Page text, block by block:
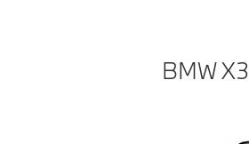
BMW X3